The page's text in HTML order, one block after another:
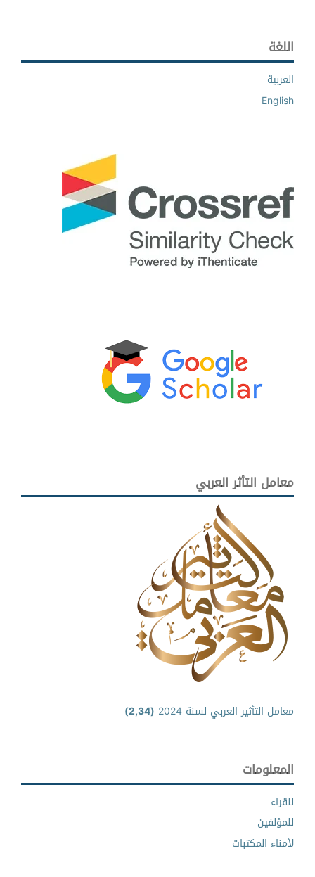
اللغة
العربية
English
معامل التأثر العربي
معامل التأثير العربي لسنة 2024 (2,34)
المعلومات
للقراء
للمؤلفين
لأمناء المكتبات